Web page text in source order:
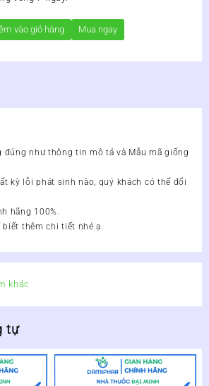
vào giỏ hàng Mua ngay
đúng như thông tin mô tả và Mẫu mã giống
kỳ lỗi phát sinh nào, quý khách có thể đổi
hãng 100%.
biết thêm chi tiết nhé ạ.
khác
tự